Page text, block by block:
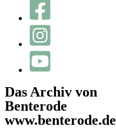
Das Archiv von
Benterode
www.benterode.de